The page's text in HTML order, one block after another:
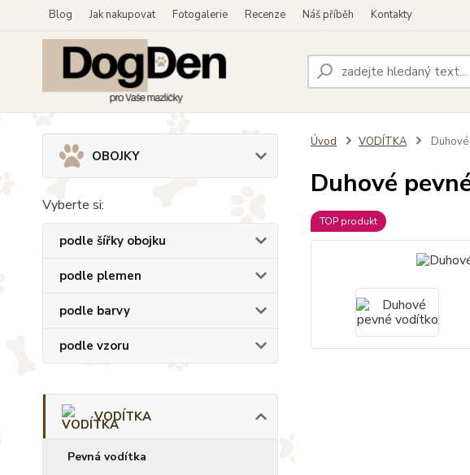
Blog Jak nakupovat Fotogalerie Recenze Náš příběh Kontakty
OBOJKY
Vyberte si:
podle šířky obojku
podle plemen
podle barvy
podle vzoru
VODÍTKA
Pevná vodítka
Úvod VODÍTKA
Duhové
TOP produkt